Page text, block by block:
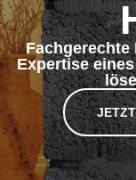
Fachgerechte
Expertise